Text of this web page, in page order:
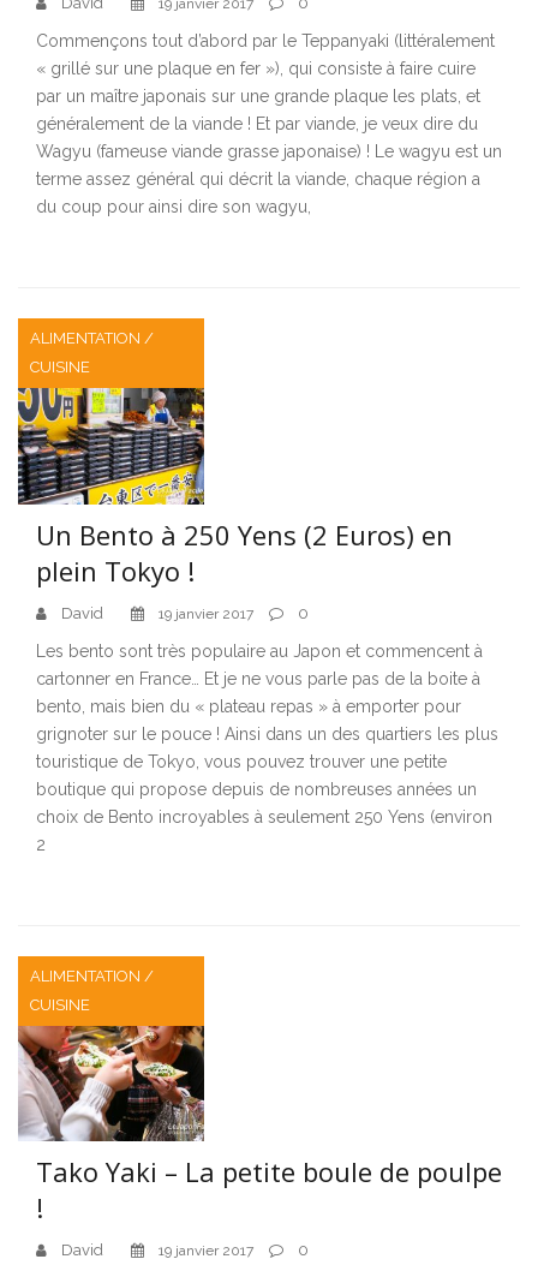
19 janvier 2017
Commençons tout d’abord par le Teppanyaki (littéralement
« grillé sur une plaque en fer »), qui consiste à faire cuire
par un maître japonais sur une grande plaque les plats, et
généralement de la viande ! Et par viande, je veux dire du
Wagyu (fameuse viande grasse japonaise) ! Le wagyu est un
terme assez général qui décrit la viande, chaque région a
du coup pour ainsi dire son wagyu,
ALIMENTATION /
CUISINE
Un Bento à 250 Yens (2 Euros) en
plein Tokyo !
David 19 janvier 2017 0
Les bento sont très populaire au Japon et commencent à
cartonner en France… Et je ne vous parle pas de la boite à
bento, mais bien du « plateau repas » à emporter pour
grignoter sur le pouce ! Ainsi dans un des quartiers les plus
touristique de Tokyo, vous pouvez trouver une petite
boutique qui propose depuis de nombreuses années un
choix de Bento incroyables à seulement 250 Yens (environ
2
ALIMENTATION /
CUISINE
Tako Yaki – La petite boule de poulpe
!
David 19 janvier 2017 0